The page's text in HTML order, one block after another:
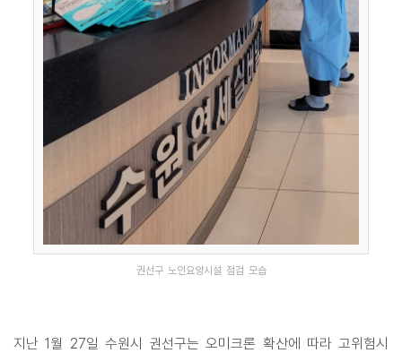
권선구 노인요양시설 점검 모습
지난 1월 27일 수원시 권선구는 오미크론 확산에 따라 고위험시